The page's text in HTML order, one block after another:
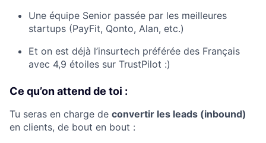
Une équipe Senior passée par les meilleures
startups (PayFit, Qonto, Alan, etc.)
Et on est déjà l’insurtech préférée des Français
avec 4,9 étoiles sur TrustPilot :)
Ce qu’on attend de toi :
Tu seras en charge de convertir les leads (inbound)
en clients, de bout en bout :